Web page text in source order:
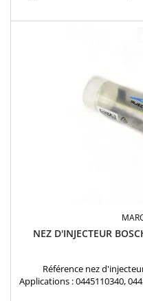
NEZ D'INJECTEUR
Référence nez
Applications : 0445110340,